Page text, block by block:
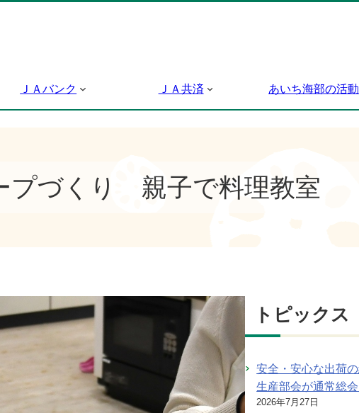
ＪＡバンク ＪＡ共済 あいち海部の活動
プづくり 親子で料理教室
トピックス
安全・安心な出荷
生産部会が通常総
2026年7月27日